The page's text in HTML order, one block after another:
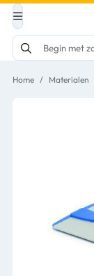
Home / Materialen